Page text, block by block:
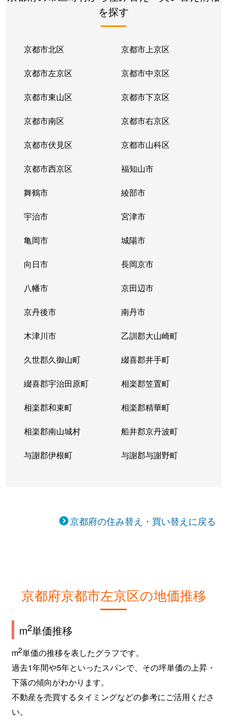
を探す
京都市北区 京都市上京区
京都市左京区 京都市中京区
京都市東山区 京都市下京区
京都市南区 京都市右京区
京都市伏見区 京都市山科区
京都市西京区 福知山市
舞鶴市 綾部市
宇治市 宮津市
亀岡市 城陽市
向日市 長岡京市
八幡市 京田辺市
京丹後市 南丹市
木津川市 乙訓郡大山崎町
久世郡久御山町 綴喜郡井手町
綴喜郡宇治田原町 相楽郡笠置町
相楽郡和束町 相楽郡精華町
相楽郡南山城村 船井郡京丹波町
与謝郡伊根町 与謝郡与謝野町
京都府の住み替え・買い替えに戻る
京都府京都市左京区の地価推移
m2単価推移
m2単価の推移を表したグラフです。
過去1年間や5年といったスパンで、その坪単価の上昇・
下落の傾向がわかります。
不動産を売買するタイミングなどの参考にご活用くださ
い。